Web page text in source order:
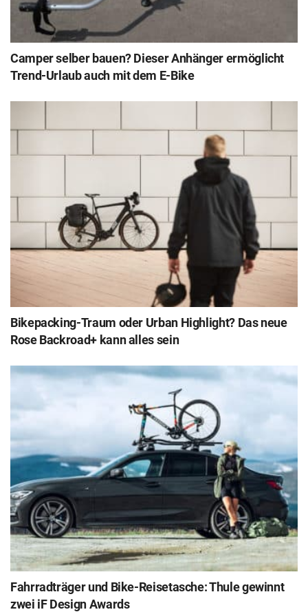
Camper selber bauen? Dieser Anhänger ermöglicht
Trend-Urlaub auch mit dem E-Bike
Bikepacking-Traum oder Urban Highlight? Das neue
Rose Backroad+ kann alles sein
Fahrradträger und Bike-Reisetasche: Thule gewinnt
zwei iF Design Awards